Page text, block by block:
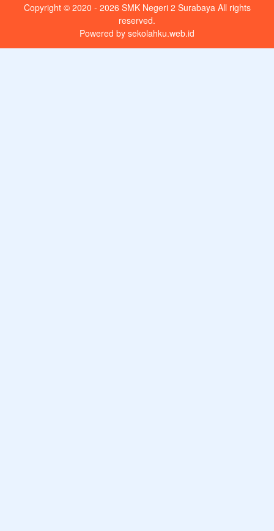
Copyright © 2020 - 2026 SMK Negeri 2 Surabaya All rights
reserved.
Powered by sekolahku.web.id